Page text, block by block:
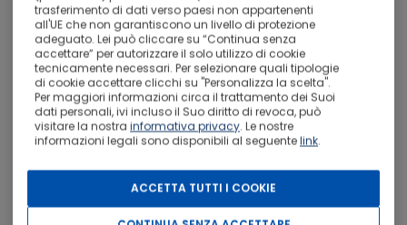
Dopo la prima colazione, partenza da Galway verso est.
Lungo il tragitto, visita inclusa al sito monastico di
Clonmacnoise, fondato nel VI secolo sulle rive del fiume
Shannon: uno dei luoghi spirituali più suggestivi d’Irlanda,
dove le rovine di torri circolari, croci celtiche e antiche
chiese raccontano secoli di storia. Proseguimento per
Dublino con arrivo nel primo pomeriggio.
Tempo a disposizione per godersi la capitale in libertà: chi
lo desidera potrà prenotare online l’ingresso per alcune
delle attrazioni più amate, come il Trinity College, la
Guinness Storehouse o una delle distillerie cittadine.
tra Grafton Street, il quartiere georgiano e le sponde del
trasferimento di dati verso paesi non appartenenti
all'UE che non garantiscono un livello di protezione
adeguato. Lei può cliccare su “Continua senza
accettare” per autorizzare il solo utilizzo di cookie
tecnicamente necessari. Per selezionare quali tipologie
di cookie accettare clicchi su "Personalizza la scelta".
Per maggiori informazioni circa il trattamento dei Suoi
dati personali, ivi incluso il Suo diritto di revoca, può
visitare la nostra informativa privacy. Le nostre
informazioni legali sono disponibili al seguentelink.
ACCETTA TUTTI I COOKIE